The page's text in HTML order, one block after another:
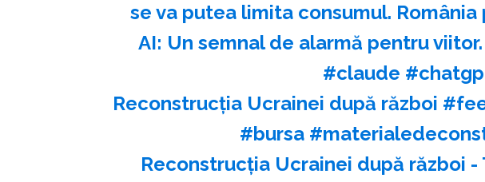
se va putea limita consumul.
AI: Un semnal de alarmă pentru
#claude
Reconstrucția Ucrainei după război
#bursa
Reconstrucția Ucrainei după război -